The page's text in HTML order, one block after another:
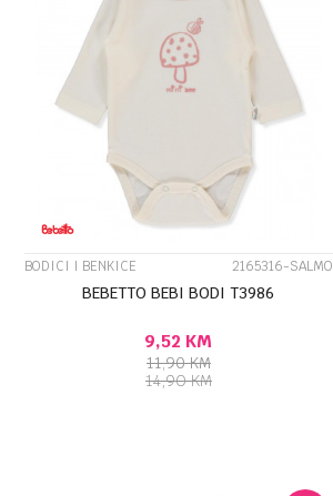
BODICI I BENKICE 2165316-SALMO
BEBETTO BEBI BODI T3986
9,52 KM
11,90KM
14,90KM